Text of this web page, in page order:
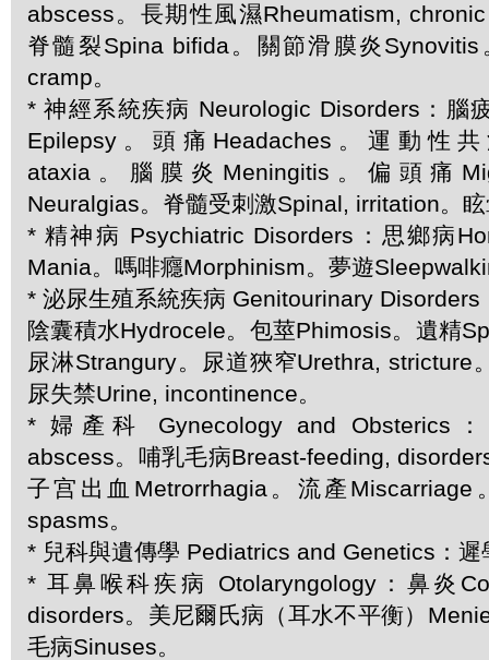
abscess。長期性風濕Rheumatism,
脊髓裂Spina bifida。關節滑膜炎
cramp。
* 神經系統疾病 Neurologic Disorders：腦
Epilepsy。頭痛Headaches。運動性
ataxia。腦膜炎Meningitis。偏頭痛
Neuralgias。脊髓受刺激Spinal, irritation。
* 精神病 Psychiatric Disorders：思鄉病
Mania。嗎啡癮Morphinism。夢遊
* 泌尿生殖系統疾病 Genitourinary
陰囊積水Hydrocele。包莖Phimosis。遺精
尿淋Strangury。尿道狹窄Urethra, stricture
尿失禁Urine, incontinence。
* 婦產科 Gynecology and Obsterics
abscess。哺乳毛病Breast-feeding,
子宫出血Metrorrhagia。流產Miscarriage
spasms。
* 兒科與遺傳學 Pediatrics and Genetics：
* 耳鼻喉科疾病 Otolaryngology：鼻炎
disorders。美尼爾氏病（耳水不平衡）
毛病Sinuses。